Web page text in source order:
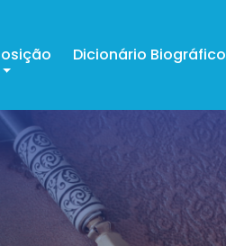
Dicionário Biográfico